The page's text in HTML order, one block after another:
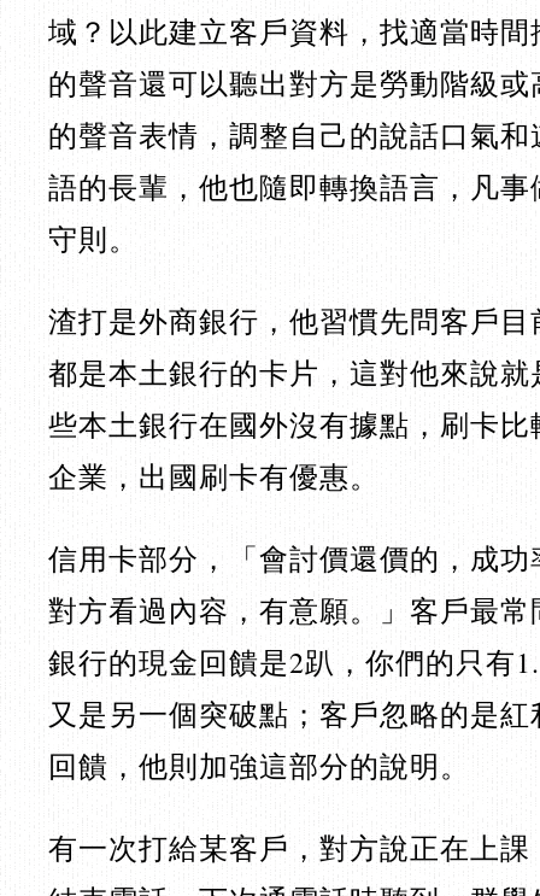
域？以此建立客戶資料，找適當時
的聲音還可以聽出對方是勞動階級
的聲音表情，調整自己的說話口氣
語的長輩，他也隨即轉換語言，凡
守則。
渣打是外商銀行，他習慣先問客戶
都是本土銀行的卡片，這對他來說
些本土銀行在國外沒有據點，刷卡
企業，出國刷卡有優惠。
信用卡部分，「會討價還價的，成
對方看過內容，有意願。」客戶最
銀行的現金回饋是2趴，你們的只有
又是另一個突破點；客戶忽略的是
回饋，他則加強這部分的說明。
有一次打給某客戶，對方說正在上